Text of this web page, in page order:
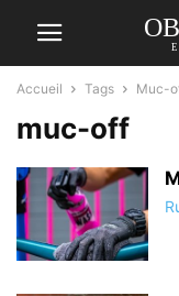
Accueil Tags Muc-
muc-off